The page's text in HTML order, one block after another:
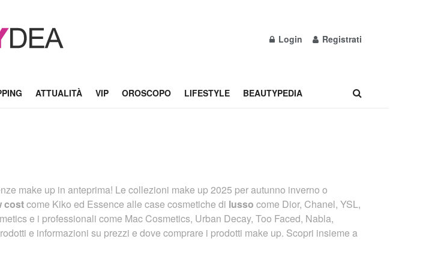
Login Registrati
ATTUALITÀ VIP OROSCOPO LIFESTYLE BEAUTYPEDIA
make up in anteprima! Le collezioni make up 2025 per autunno inverno o
costcome Kiko ed Essence alle case cosmetiche di lusso come Dior, Chanel, YSL,
e i professionali come Mac Cosmetics, Urban Decay, Too Faced, Nabla,
e informazioni su prezzi e dove comprare i prodotti make up. Scopri insieme a